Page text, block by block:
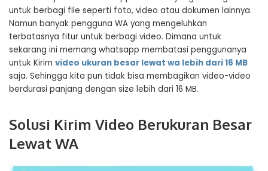
untuk berbagi file seperti foto, video atau dokumen lainnya.
Namun banyak pengguna WA yang mengeluhkan
terbatasnya fitur untuk berbagi video. Dimana untuk
sekarang ini memang whatsapp membatasi penggunanya
untuk Kirim video ukuran besar lewat wa lebih dari 16 MB
saja. Sehingga kita pun tidak bisa membagikan video-video
berdurasi panjang dengan size lebih dari 16 MB.
Solusi Kirim Video Berukuran Besar
Lewat WA